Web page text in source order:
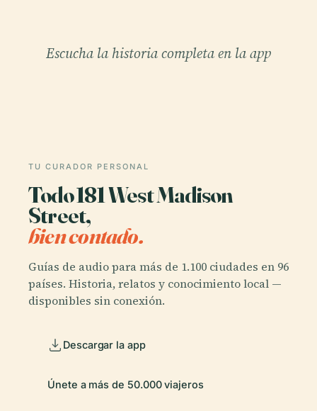
Escucha la historia completa en la app
TU CURADOR PERSONAL
Todo 181 West Madison
Street,
bien contado.
Guías de audio para más de 1.100 ciudades en 96
países. Historia, relatos y conocimiento local —
disponibles sin conexión.
Descargar la app
Únete a más de 50.000 viajeros